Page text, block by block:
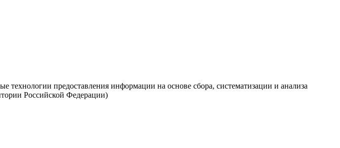
технологии предоставления информации на основе сбора, систематизации и анализа
Российской Федерации)